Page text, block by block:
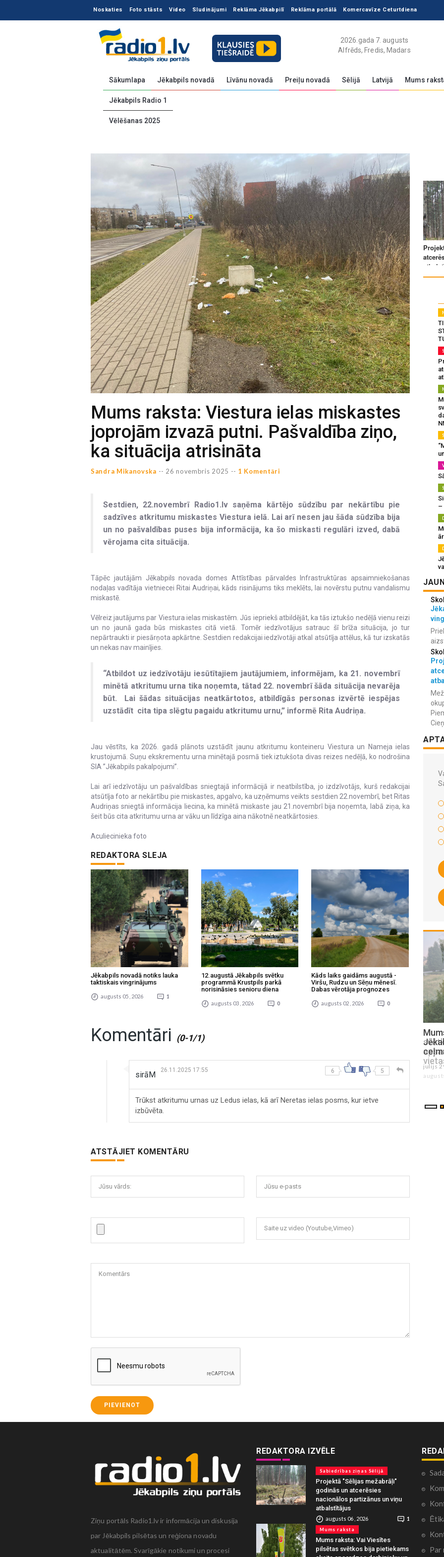
Noskaties Foto stāsts Video Sludinājumi Reklāma Jēkabpilī Reklāma portālā Komercavīze Ceturtdiena
2026.gada 7. augusts
Alfrēds, Fredis, Madars
Sākumlapa Jēkabpils novadā Līvānu novadā Preiļu novadā Sēlijā Latvijā Mums
Jēkabpils Radio 1
Vēlēšanas 2025
Mums raksta: Viestura ielas miskastes
joprojām izvazā putni. Pašvaldība ziņo,
ka situācija atrisināta
Sandra Mikanovska -- 26 novembris 2025 -- 1 Komentāri
Sestdien, 22.novembrī Radio1.lv saņēma kārtējo sūdzību par nekārtību pie
sadzīves atkritumu miskastes Viestura ielā. Lai arī nesen jau šāda sūdzība bija
un no pašvaldības puses bija informācija, ka šo miskasti regulāri izved, dabā
vērojama cita situācija.
Tāpēc jautājām Jēkabpils novada domes Attīstības pārvaldes Infrastruktūras apsaimniekošanas
nodaļas vadītāja vietniecei Ritai Audriņai, kāds risinājums tiks meklēts, lai novērstu putnu vandalismu
miskastē.
Vēlreiz jautājums par Viestura ielas miskastēm. Jūs iepriekš atbildējāt, ka tās iztukšo nedēļā vienu reizi
un no jaunā gada būs miskastes citā vietā. Tomēr iedzīvotājus satrauc šī brīža situācija, jo tur
nepārtraukti ir piesārņota apkārtne. Sestdien redakcijai iedzīvotāji atkal atsūtīja attēlus, kā tur izskatās
un nekas nav mainījies.
“Atbildot uz iedzīvotāju iesūtītajiem jautājumiem, informējam, ka 21. novembrī
minētā atkritumu urna tika noņemta, tātad 22. novembrī šāda situācija nevarēja
būt. Lai šādas situācijas neatkārtotos, atbildīgās personas izvērtē iespējas
uzstādīt cita tipa slēgtu pagaidu atkritumu urnu,” informē Rita Audriņa.
Jau vēstīts, ka 2026. gadā plānots uzstādīt jaunu atkritumu konteineru Viestura un Nameja ielas
krustojumā. Suņu ekskrementu urna minētajā posmā tiek iztukšota divas reizes nedēļā, ko nodrošina
SIA ”Jēkabpils pakalpojumi”.
Lai arī iedzīvotāju un pašvaldības sniegtajā informācijā ir neatbilstība, jo izdzīvotājs, kurš redakcijai
atsūtīja foto ar nekārtību pie miskastes, apgalvo, ka uzņēmums veikts sestdien 22.novembrī, bet Ritas
Audriņas sniegtā informācija liecina, ka minētā miskaste jau 21.novembrī bija noņemta, labā ziņa, ka
šeit būs cita atkritumu urna ar vāku un līdzīga aina nākotnē neatkārtosies.
Aculiecinieka foto
REDAKTORA SLEJA
Jēkabpils novadā notiks lauka
taktiskais vingrinājums
augusts 05 , 2026 1
12.augustā Jēkabpils svētku
programmā Krustpils parkā
norisināsies senioru diena
augusts 03 , 2026 0
Kāds laiks gaidāms augustā -
Viršu, Rudzu un Sēņu mēnesī.
Dabas vērotāja prognozes
augusts 02 , 2026 0
Komentāri (0-1/1)
sirāM 26.11.2025 17:55 6 5
Trūkst atkritumu urnas uz Ledus ielas, kā arī Neretas ielas posms, kur ietve
izbūvēta.
ATSTĀJIET KOMENTĀRU
Jūsu vārds: Jūsu e-pasts
Saite uz video (Youtube,Vimeo)
Komentārs
PIEVIENOT
–
vietas nebija NMPD brigāde?
julijs
Ziņu portāls Radio1.lv ir informācija un diskusija
par Jēkabpils pilsētas un reģiona novadu
aktualitātēm. Svarīgākie notikumi un procesi
REDAKTORA IZVĒLE
Sabiedrības ziņas Sēlijā
Projektā "Sēlijas mežabrāļi"
godinās un atcerēsies
nacionālos partizānus un viņu
atbalstītājus
augusts 06 , 2026 1
Mums raksta
Mums raksta: Vai Viesītes
pilsētas svētkos bija pietiekams
Par